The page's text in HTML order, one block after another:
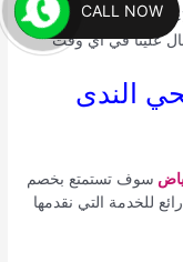
لدينا متواجدة
علينا في أي وقت
الندى
سوف تستمتع بخصم
للخدمة التي نقدمها
CALL NOW